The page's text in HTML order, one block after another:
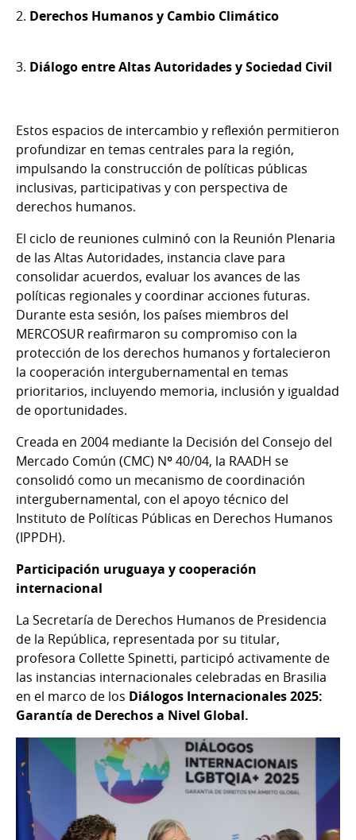
2. Derechos Humanos y Cambio Climático
3. Diálogo entre Altas Autoridades y Sociedad Civil
Estos espacios de intercambio y reflexión permitieron
profundizar en temas centrales para la región,
impulsando la construcción de políticas públicas
inclusivas, participativas y con perspectiva de
derechos humanos.
El ciclo de reuniones culminó con la Reunión Plenaria
de las Altas Autoridades, instancia clave para
consolidar acuerdos, evaluar los avances de las
políticas regionales y coordinar acciones futuras.
Durante esta sesión, los países miembros del
MERCOSUR reafirmaron su compromiso con la
protección de los derechos humanos y fortalecieron
la cooperación intergubernamental en temas
prioritarios, incluyendo memoria, inclusión y igualdad
de oportunidades.
Creada en 2004 mediante la Decisión del Consejo del
Mercado Común (CMC) Nº 40/04, la RAADH se
consolidó como un mecanismo de coordinación
intergubernamental, con el apoyo técnico del
Instituto de Políticas Públicas en Derechos Humanos
(IPPDH).
Participación uruguaya y cooperación
internacional
La Secretaría de Derechos Humanos de Presidencia
de la República, representada por su titular,
profesora Collette Spinetti, participó activamente de
las instancias internacionales celebradas en Brasilia
en el marco de los Diálogos Internacionales 2025:
Garantía de Derechos a Nivel Global.